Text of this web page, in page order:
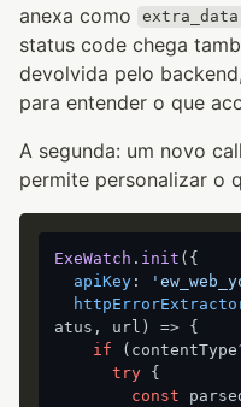
anexa como
extra_data
status code chega
devolvida pelo
para entender o que
A segunda: um novo
permite personalizar o
ExeWatch . init ({
apiKey:
atus, url ) => {
if
try {
const